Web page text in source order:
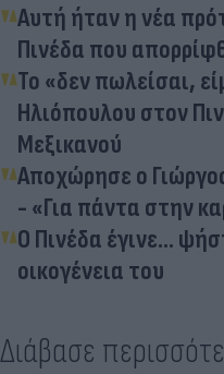
Αυτή ήταν η νέα
Πινέδα που
Το «δεν πωλείσαι,
Ηλιόπουλου στον
Μεξικανού
Αποχώρησε ο
- «Για πάντα στην
Ο Πινέδα έγινε...
οικογένεια του
Διάβασε